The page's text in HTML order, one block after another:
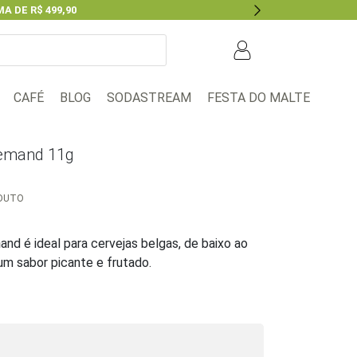
DE R$ 499,90
Next
CAFÉ BLOG SODASTREAM FESTA DO MALTE
11g
é ideal para cervejas belgas, de baixo ao
sabor picante e frutado.